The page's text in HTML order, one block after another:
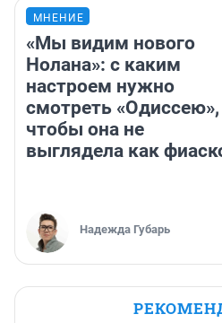
МНЕНИЕ
«Мы видим нового
Нолана»: с каким
настроем нужно
смотреть «Одиссею»,
чтобы она не
выглядела как
Надежда Губарь